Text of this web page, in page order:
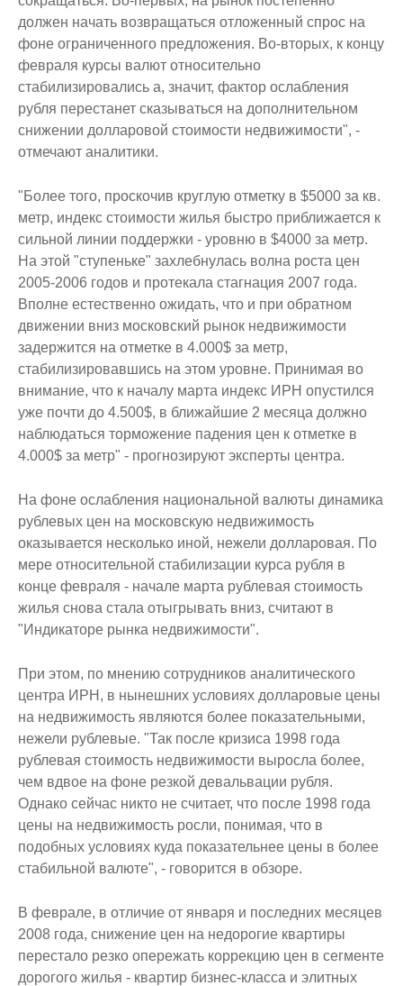
должен начать возвращаться отложенный спрос на
фоне ограниченного предложения. Во-вторых, к концу
февраля курсы валют относительно
стабилизировались а, значит, фактор ослабления
рубля перестанет сказываться на дополнительном
снижении долларовой стоимости недвижимости", -
отмечают аналитики.
"Более того, проскочив круглую отметку в $5000 за кв.
метр, индекс стоимости жилья быстро приближается к
сильной линии поддержки - уровню в $4000 за метр.
На этой "ступеньке" захлебнулась волна роста цен
2005-2006 годов и протекала стагнация 2007 года.
Вполне естественно ожидать, что и при обратном
движении вниз московский рынок недвижимости
задержится на отметке в 4.000$ за метр,
стабилизировавшись на этом уровне. Принимая во
внимание, что к началу марта индекс ИРН опустился
уже почти до 4.500$, в ближайшие 2 месяца должно
наблюдаться торможение падения цен к отметке в
4.000$ за метр" - прогнозируют эксперты центра.
На фоне ослабления национальной валюты динамика
рублевых цен на московскую недвижимость
оказывается несколько иной, нежели долларовая. По
мере относительной стабилизации курса рубля в
конце февраля - начале марта рублевая стоимость
жилья снова стала отыгрывать вниз, считают в
"Индикаторе рынка недвижимости".
При этом, по мнению сотрудников аналитического
центра ИРН, в нынешних условиях долларовые цены
на недвижимость являются более показательными,
нежели рублевые. "Так после кризиса 1998 года
рублевая стоимость недвижимости выросла более,
чем вдвое на фоне резкой девальвации рубля.
Однако сейчас никто не считает, что после 1998 года
цены на недвижимость росли, понимая, что в
подобных условиях куда показательнее цены в более
стабильной валюте", - говорится в обзоре.
В феврале, в отличие от января и последних месяцев
2008 года, снижение цен на недорогие квартиры
перестало резко опережать коррекцию цен в сегменте
дорогого жилья - квартир бизнес-класса и элитных